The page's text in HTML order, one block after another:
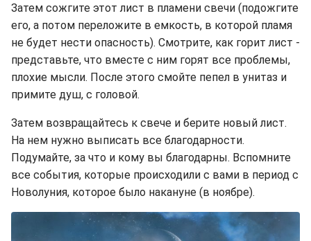
Затем сожгите этот лист в пламени свечи (подожгите
его, а потом переложите в емкость, в которой пламя
не будет нести опасность). Смотрите, как горит лист -
представьте, что вместе с ним горят все проблемы,
плохие мысли. После этого смойте пепел в унитаз и
примите душ, с головой.
Затем возвращайтесь к свече и берите новый лист.
На нем нужно выписать все благодарности.
Подумайте, за что и кому вы благодарны. Вспомните
все события, которые происходили с вами в период с
Новолуния, которое было накануне (в ноябре).